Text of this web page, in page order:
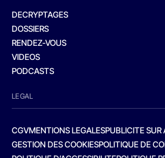
DECRYPTAGES
DOSSIERS
RENDEZ-VOUS
VIDEOS
PODCASTS
LEGAL
CGVMENTIONS LEGALESPUBLICITE
GESTION DES COOKIESPOLITIQUE DE